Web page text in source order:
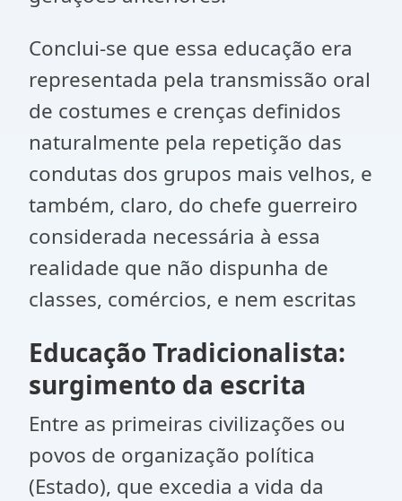
Conclui-se que essa educação era
representada pela transmissão oral
de costumes e crenças definidos
naturalmente pela repetição das
condutas dos grupos mais velhos, e
também, claro, do chefe guerreiro
considerada necessária à essa
realidade que não dispunha de
classes, comércios, e nem escritas
Educação Tradicionalista:
surgimento da escrita
Entre as primeiras civilizações ou
povos de organização política
(Estado), que excedia a vida da